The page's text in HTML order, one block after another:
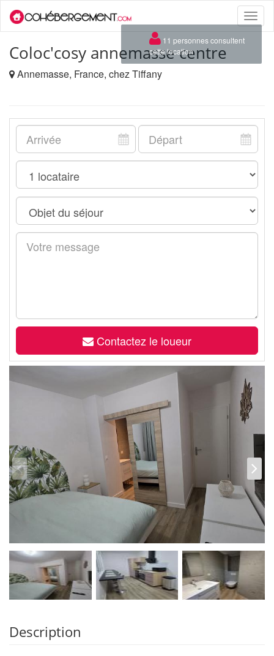
Toggle
Coloc'cosy annemasse centre
Annemasse, France, chez Tiffany
Contactez le loueur
Description
×
11 personnes consultent
cette location